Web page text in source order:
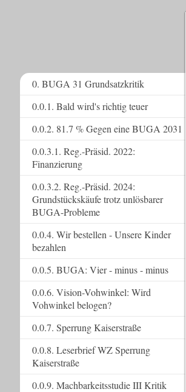
0. BUGA 31 Grundsatzkritik
0.0.1. Bald wird's richtig teuer
0.0.2. 81.7 % Gegen eine BUGA 2031
0.0.3.1. Reg.-Präsid. 2022:
Finanzierung
0.0.3.2. Reg.-Präsid. 2024:
Grundstückskäufe trotz unlösbarer
BUGA-Probleme
0.0.4. Wir bestellen - Unsere Kinder
bezahlen
0.0.5. BUGA: Vier - minus - minus
0.0.6. Vision-Vohwinkel: Wird
Vohwinkel belogen?
0.0.7. Sperrung Kaiserstraße
0.0.8. Leserbrief WZ Sperrung
Kaiserstraße
0.0.9. Machbarkeitsstudie III Kritik